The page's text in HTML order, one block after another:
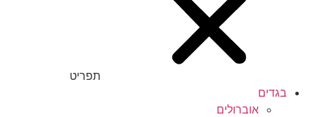
תפריט
בגדים
אוברולים